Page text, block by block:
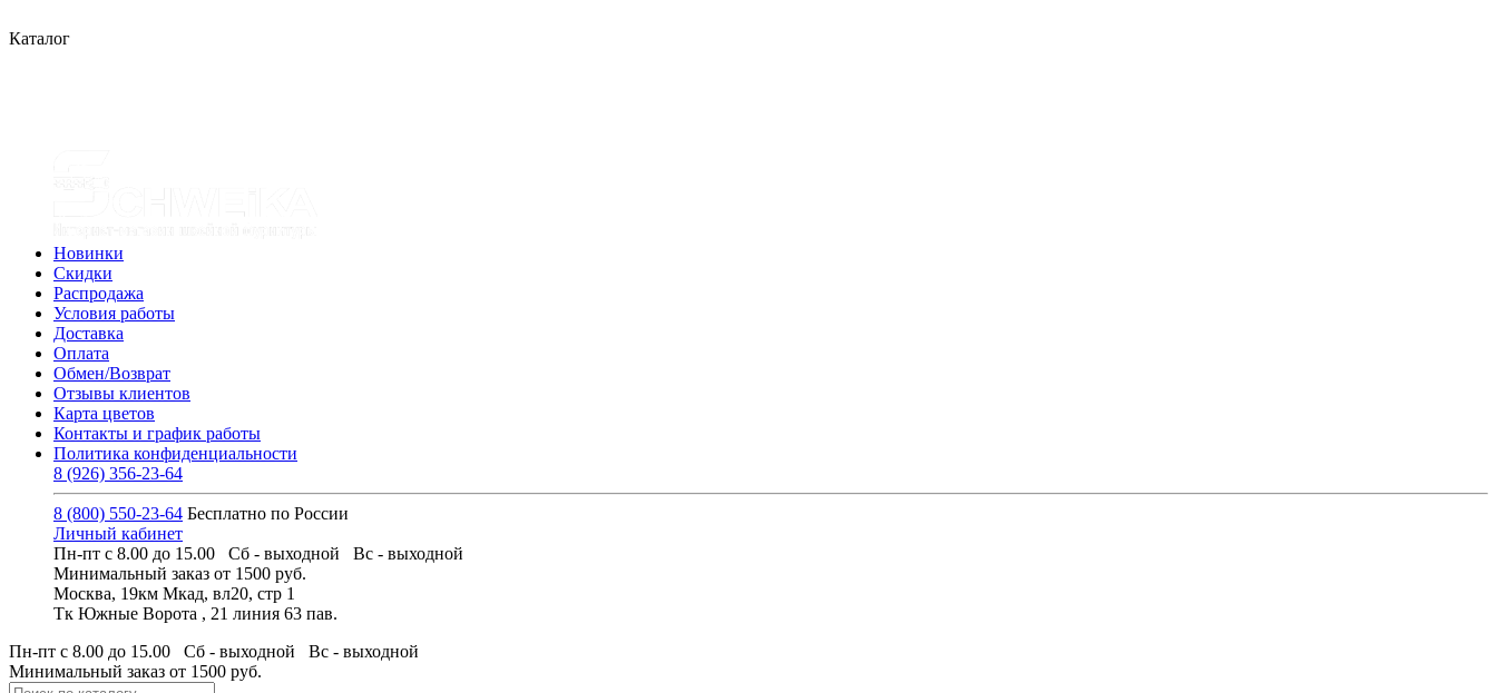
Каталог
Новинки
Скидки
Распродажа
Условия работы
Доставка
Оплата
Обмен/Возврат
Отзывы клиентов
Карта цветов
Контакты и график работы
Политика конфиденциальности
8 (926) 356-23-64
8 (800) 550-23-64 Бесплатно по России
Личный кабинет
Пн-пт с 8.00 до 15.00 Сб - выходной Вс - выходной
Минимальный заказ от 1500 руб.
Москва, 19км Мкад, вл20, стр 1
Тк Южные Ворота , 21 линия 63 пав.
Пн-пт с 8.00 до 15.00 Сб - выходной Вс - выходной
Минимальный заказ от 1500 руб.